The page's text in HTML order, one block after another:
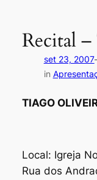
Recital
set 23, 2007
in
TIAGO
Local: Igreja
Rua dos